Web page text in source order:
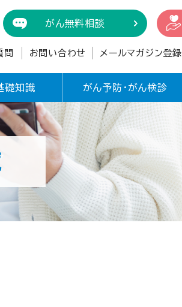
がん無料相談
問 お問い合わせ メールマガジン登録
礎知識 がん予防・がん検診